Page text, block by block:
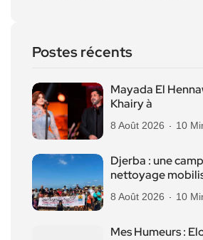
Postes récents
Mayada El
Khairy à
8 Août 2026 10
Djerba : une
nettoyage
8 Août 2026 10
Mes Humeurs :